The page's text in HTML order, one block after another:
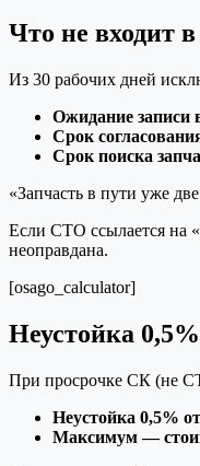
Что не входит
Из 30 рабочих дней
Ожидание
Срок
Срок поиска
«Запчасть в пути уже
Если СТО ссылается на
неоправдана.
[osago_calculator]
Неустойка
При просрочке СК (не
Неустойка 0,5%
Максимум —